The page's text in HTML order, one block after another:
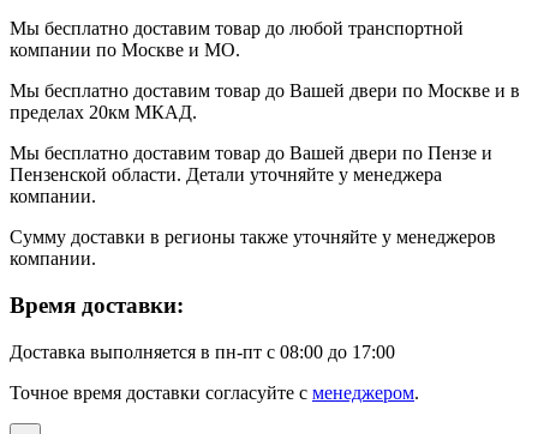
Мы бесплатно доставим товар до любой транспортной
компании по Москве и МО.
Мы бесплатно доставим товар до Вашей двери по Москве и в
пределах 20км МКАД.
Мы бесплатно доставим товар до Вашей двери по Пензе и
Пензенской области. Детали уточняйте у менеджера
компании.
Сумму доставки в регионы также уточняйте у менеджеров
компании.
Время доставки:
Доставка выполняется в пн-пт с 08:00 до 17:00
Точное время доставки согласуйте с менеджером.